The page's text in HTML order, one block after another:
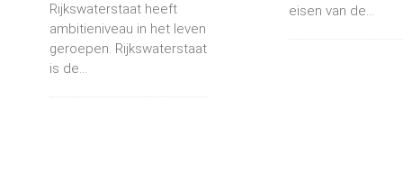
Rijkswaterstaat heeft
ambitieniveau in het leven
geroepen. Rijkswaterstaat
is de...
eisen van de...